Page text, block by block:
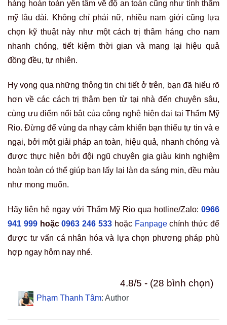
hàng hoàn toàn yên tâm về độ an toàn cũng như tính thẩm
mỹ lâu dài. Không chỉ phái nữ, nhiều nam giới cũng lựa
chọn kỹ thuật này như một cách trị thâm háng cho nam
nhanh chóng, tiết kiệm thời gian và mang lại hiệu quả
đồng đều, tự nhiên.
Hy vọng qua những thông tin chi tiết ở trên, bạn đã hiểu rõ
hơn về các cách trị thâm bẹn từ tại nhà đến chuyên sâu,
cùng ưu điểm nổi bật của công nghệ hiện đại tại Thẩm Mỹ
Rio. Đừng để vùng da nhạy cảm khiến bạn thiếu tự tin và e
ngại, bởi một giải pháp an toàn, hiệu quả, nhanh chóng và
được thực hiện bởi đội ngũ chuyên gia giàu kinh nghiệm
hoàn toàn có thể giúp bạn lấy lại làn da sáng mịn, đều màu
như mong muốn.
Hãy liên hệ ngay với Thẩm Mỹ Rio qua hotline/Zalo:0966
941 999hoặc0963 246 533 hoặc Fanpagechính thức để
được tư vấn cá nhân hóa và lựa chọn phương pháp phù
hợp ngay hôm nay nhé.
4.8/5 - (28 bình chọn)
Phạm Thanh Tâm: Author